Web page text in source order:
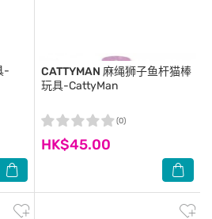
-
CATTYMAN 麻绳狮子鱼杆猫棒
玩具-CattyMan
HK$45.00
(0)